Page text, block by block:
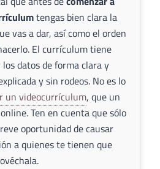
tengas bien clara la
vas a dar, así como el orden
El currículum tiene
datos de forma clara y
y sin rodeos. No es lo
un videocurrículum, que un
Ten en cuenta que sólo
oportunidad de causar
a quienes te tienen que